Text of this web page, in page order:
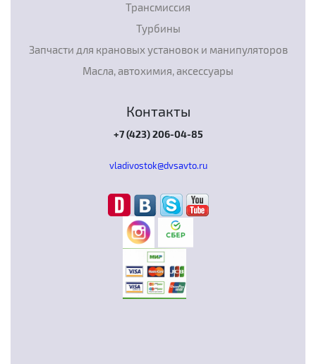
Трансмиссия
Турбины
Запчасти для крановых установок и манипуляторов
Масла, автохимия, аксессуары
Контакты
+7 (423) 206-04-85
vladivostok@dvsavto.ru